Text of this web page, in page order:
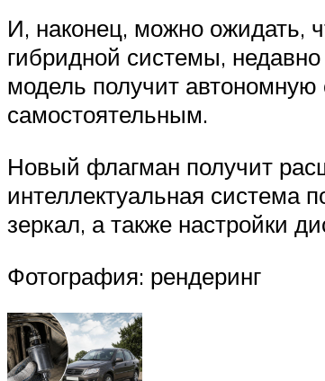
И, наконец, можно ожидать,
гибридной системы,
модель получит автономную
самостоятельным.
Новый флагман получит
интеллектуальная система
зеркал, а также настройки
Фотография: рендеринг